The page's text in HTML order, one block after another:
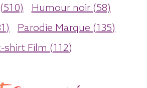
Humour noir (58)
Parodie Marque (135)
shirt Film (112)